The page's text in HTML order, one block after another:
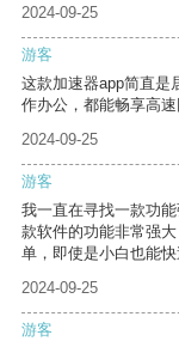
2024-09-25
游客
这款加速器app简直是
作办公，都能畅享高
2024-09-25
游客
我一直在寻找一款功
款软件的功能非常强
单，即使是小白也能快
2024-09-25
游客